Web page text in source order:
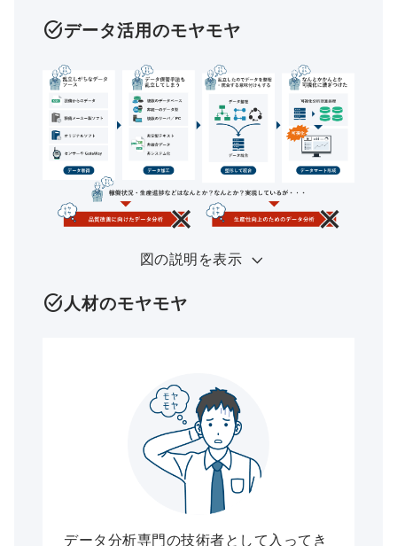
task_altデータ活用のモヤモヤ
図の説明を表示
task_alt 人材のモヤモヤ
データ分析専門の技術者として入ってき